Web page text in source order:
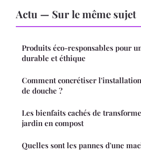
Actu — Sur le même sujet
Produits éco-responsables pour
durable et éthique
Comment concrétiser
de douche ?
Les bienfaits cachés de
jardin en compost
Quelles sont les pannes d'une